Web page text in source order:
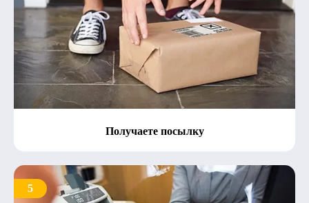
Получаете посылку
5